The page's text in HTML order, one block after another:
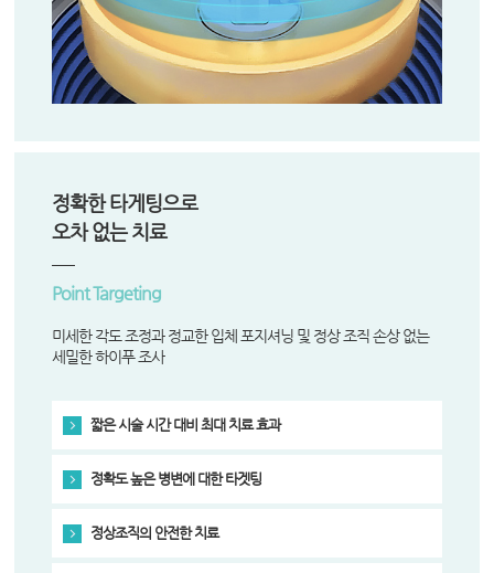
정확한 타게팅으로
오차 없는 치료
Point Targeting
미세한 각도 조정과 정교한 입체 포지셔닝 및 정상 조직 손상 없는
세밀한 하이푸 조사
짧은 시술 시간 대비 최대 치료 효과
정확도 높은 병변에 대한 타겟팅
정상조직의 안전한 치료